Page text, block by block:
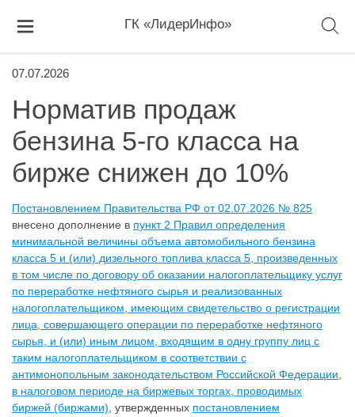
ГК «ЛидерИнфо»
07.07.2026
Норматив продаж
бензина 5-го класса на
бирже снижен до 10%
Постановлением Правительства РФ от 02.07.2026 № 825
внесено дополнение в пункт 2 Правил определения
минимальной величины объема автомобильного бензина
класса 5 и (или) дизельного топлива класса 5, произведенных
в том числе по договору об оказании налогоплательщику услуг
по переработке нефтяного сырья и реализованных
налогоплательщиком, имеющим свидетельство о регистрации
лица, совершающего операции по переработке нефтяного
сырья, и (или) иным лицом, входящим в одну группу лиц с
таким налогоплательщиком в соответствии с
антимонопольным законодательством Российской Федерации,
в налоговом периоде на биржевых торгах, проводимых
биржей (биржами) , утвержденных постановлением